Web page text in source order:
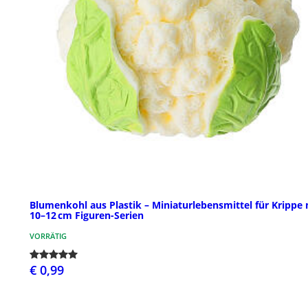
Blumenkohl aus Plastik – Miniaturlebensmittel für Krippe
10–12 cm Figuren-Serien
VORRÄTIG
€ 0,99